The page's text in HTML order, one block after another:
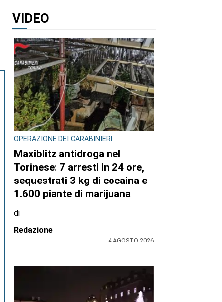
VIDEO
OPERAZIONE DEI CARABINIERI
Maxiblitz antidroga nel
Torinese: 7 arresti in 24 ore,
sequestrati 3 kg di cocaina e
1.600 piante di marijuana
di
Redazione
4 AGOSTO 2026